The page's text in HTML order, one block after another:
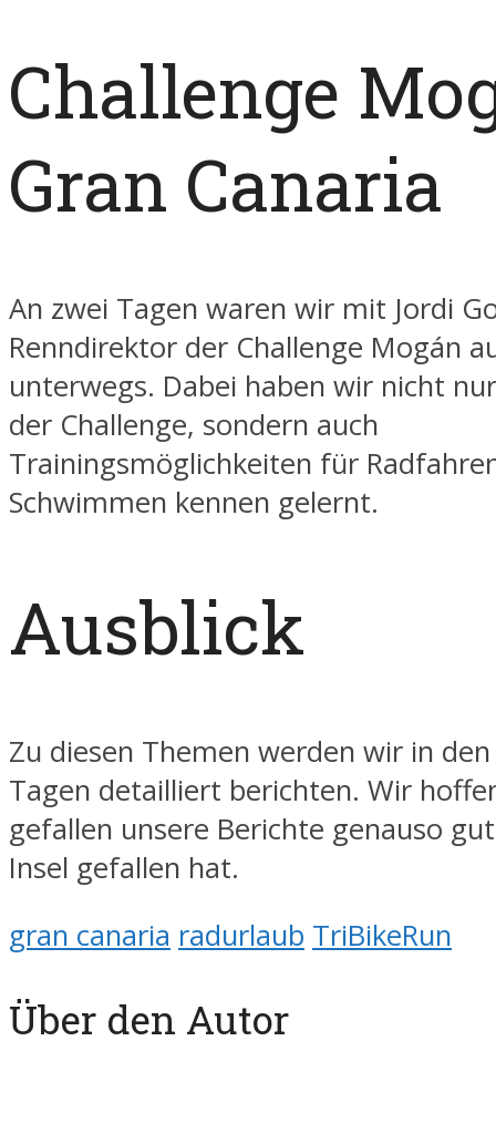
Challenge
Gran Canaria
An zwei Tagen waren wir mit Jordi
Renndirektor der Challenge Mogán
unterwegs. Dabei haben wir nicht
der Challenge, sondern auch
Trainingsmöglichkeiten für
Schwimmen kennen gelernt.
Ausblick
Zu diesen Themen werden wir in
Tagen detailliert berichten. Wir
gefallen unsere Berichte genauso
Insel gefallen hat.
gran canaria radurlaub TriBikeRun
Über den Autor